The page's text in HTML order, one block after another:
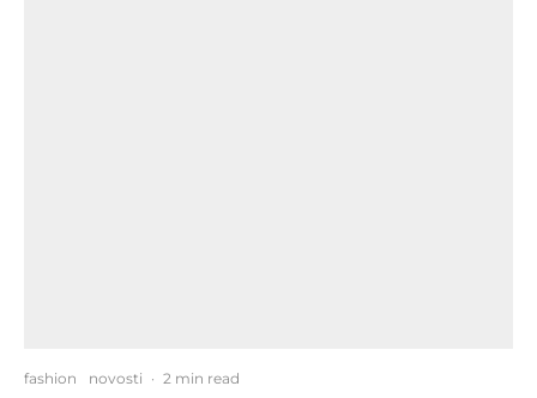
fashion novosti · 2 min read